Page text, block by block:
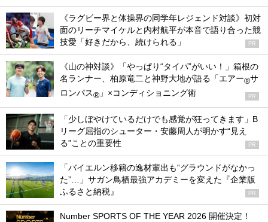
《ラグビー界と体操界の同学年レジェンド対談》初対
面のリーチマイケルと内村航平が本音で語り合った競
技愛「好きだから、続けられる」
PR
《山の神対談》「やっぱり“タイパ”がいい！」箱根の
名ランナー、柏原竜二と神野大地が語る「エアー®サ
ロンパス® 」×コンディショニング術 PR
「少しぼやけているだけでも感覚が狂ってきます」B
リーグ屈指のシューター・安藤周人が明かす“見え
る”ことの重要性
PR
「バイエルン移籍の逸材輩出も“グラウンドがなかっ
た”…」サガン鳥栖最強アカデミーを変えた『企業版
ふるさと納税』
PR
Number SPORTS OF THE YEAR 2026 開催決定！